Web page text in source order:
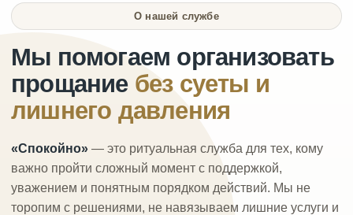
О нашей службе
Мы помогаем организовать
прощание без суеты и
лишнего давления
«Спокойно» — это ритуальная служба для тех, кому
важно пройти сложный момент с поддержкой,
уважением и понятным порядком действий. Мы не
торопим с решениями, не навязываем лишние услуги и